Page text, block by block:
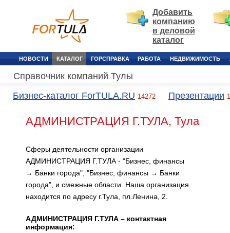
Добавить
компанию
в деловой
каталог
НОВОСТИ КАТАЛОГ ГОРСПРАВКА РАБОТА НЕДВИЖИМОСТЬ
Справочник компаний Тулы
Бизнес-каталог ForTULA.RU 14272 Презентации
АДМИНИСТРАЦИЯ Г.ТУЛА, Тула
Сферы деятельности организации
АДМИНИСТРАЦИЯ Г.ТУЛА - "Бизнес, финансы
→ Банки города", "Бизнес, финансы → Банки
города", и смежные области. Наша организация
находится по адресу г.Тула, пл.Ленина, 2.
АДМИНИСТРАЦИЯ Г.ТУЛА – контактная
информация: